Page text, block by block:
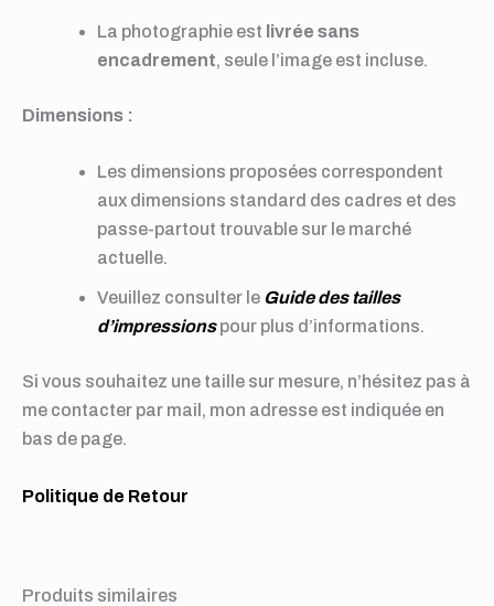
La photographie est livrée sans
encadrement, seule l’image est incluse.
Dimensions :
Les dimensions proposées correspondent
aux dimensions standard des cadres et des
passe-partout trouvable sur le marché
actuelle.
Veuillez consulter le Guide des tailles
d’impressionspour plus d’informations.
Si vous souhaitez une taille sur mesure, n’hésitez pas à
me contacter par mail, mon adresse est indiquée en
bas de page.
Politique de Retour
Produits similaires